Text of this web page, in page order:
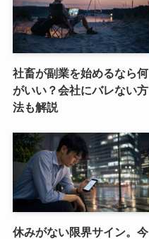
社畜が副業を始めるなら何
がいい？会社にバレない方
法も解説
休みがない限界サイン。今